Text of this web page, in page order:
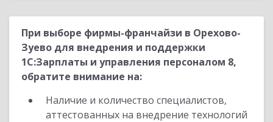
При выборе фирмы-франчайзи в Орехово-
Зуево для внедрения и поддержки
1С:Зарплаты и управления персоналом 8,
обратите внимание на:
Наличие и количество специалистов,
аттестованных на внедрение технологий